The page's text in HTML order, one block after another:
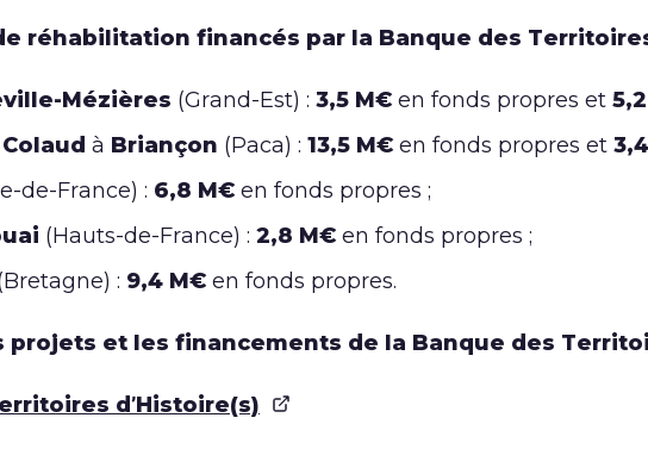
réhabilitation financés par la Banque des
Mézières (Grand-Est) : 3,5 M€ en fonds propres et
Colaud à Briançon (Paca) : 13,5 M€ en fonds propres et
de-France) : 6,8 M€ en fonds propres ;
(Hauts-de-France) : 2,8 M€ en fonds propres ;
: 9,4 M€ en fonds propres.
projets et les financements de la Banque des
d’Histoire(s)